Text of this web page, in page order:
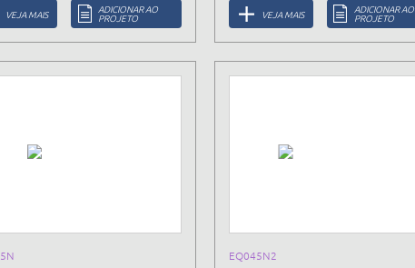
VEJA MAIS ADICIONAR AO
PROJETO VEJA MAIS ADICIONAR AO
PROJETO
EQ045N2